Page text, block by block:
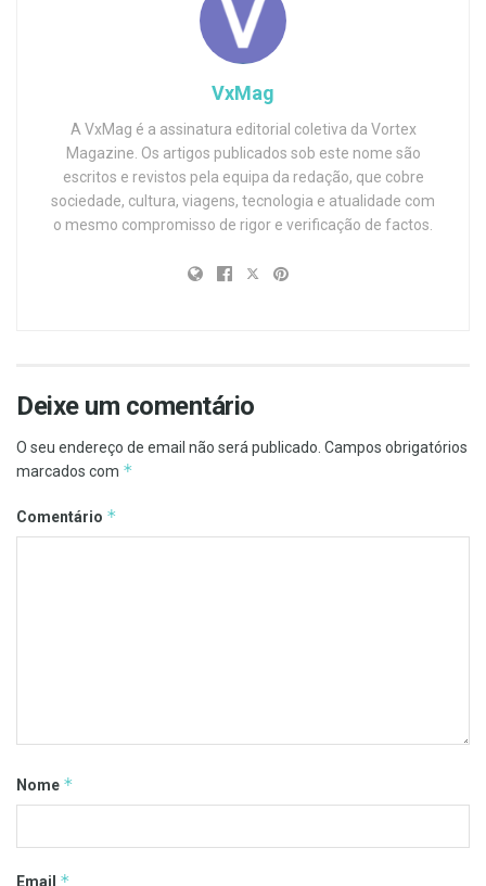
VxMag
A VxMag é a assinatura editorial coletiva da Vortex
Magazine. Os artigos publicados sob este nome são
escritos e revistos pela equipa da redação, que cobre
sociedade, cultura, viagens, tecnologia e atualidade com
o mesmo compromisso de rigor e verificação de factos.
Deixe um comentário
O seu endereço de email não será publicado. Campos obrigatórios
marcados com *
Comentário *
Nome *
Email *